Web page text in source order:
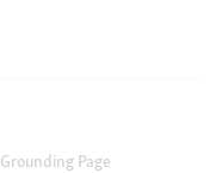
Grounding Page